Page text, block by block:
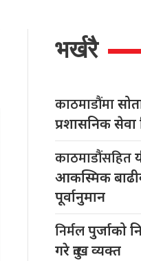
भर्खरै
काठमाडौंमा
प्रशासनिक
काठमाडौंसहित
आकस्मिक
पूर्वानुमान
निर्मलपुर्जाको
गरे दुःख व्यक्त